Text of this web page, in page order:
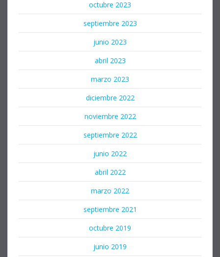
octubre 2023
septiembre 2023
junio 2023
abril 2023
marzo 2023
diciembre 2022
noviembre 2022
septiembre 2022
junio 2022
abril 2022
marzo 2022
septiembre 2021
octubre 2019
junio 2019